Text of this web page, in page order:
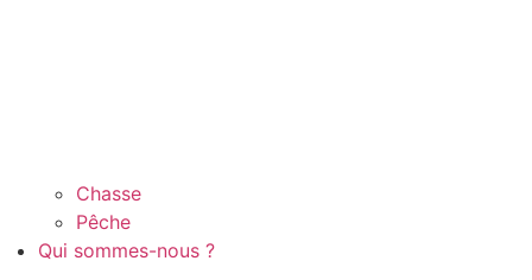
Chasse
Pêche
Qui sommes-nous ?